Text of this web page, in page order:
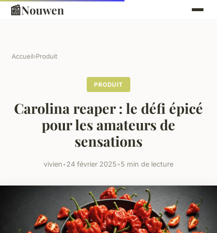
📰Nouwen
Accueil›Produit
PRODUIT
Carolina reaper : le défi épicé
pour les amateurs de
sensations
vivien•24 février 2025•5 min de lecture